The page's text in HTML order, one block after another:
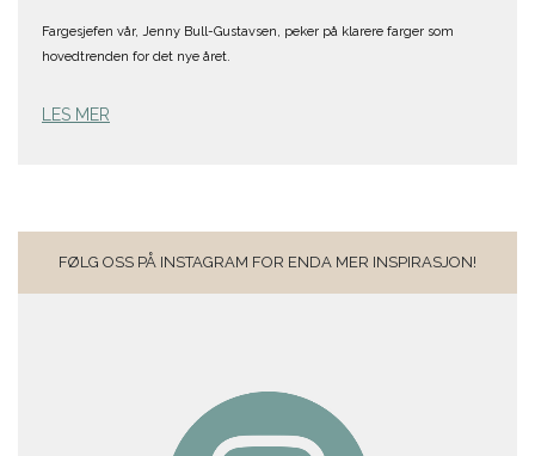
Fargesjefen vår, Jenny Bull-Gustavsen, peker på klarere farger som
hovedtrenden for det nye året.
LES MER
FØLG OSS PÅ INSTAGRAM FOR ENDA MER INSPIRASJON!